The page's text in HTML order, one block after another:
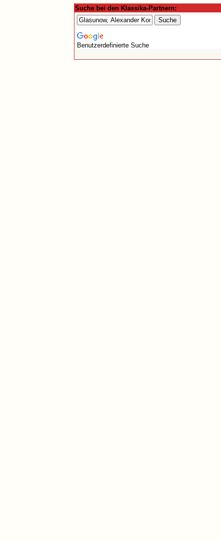
Suche bei den Klassika-Partnern:
Benutzerdefinierte Suche